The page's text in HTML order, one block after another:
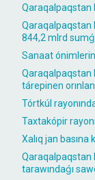
Qaraqalpaqstan
Qaraqalpaqstan
844,2 mlrd
Sanaat
Qaraqalpaqstan
tárepinen
Tórtkúl
Taxtakópir
Xalıq jan
Qaraqalpaqstan
tarawındaǵı